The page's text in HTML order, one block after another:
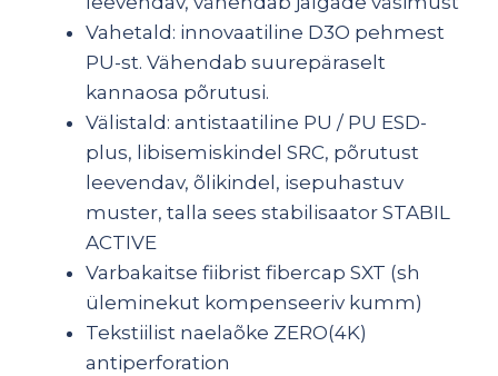
Vahetald: innovaatiline D3O pehmest
PU-st. Vähendab suurepäraselt
kannaosa põrutusi.
Välistald: antistaatiline PU / PU ESD-
plus, libisemiskindel SRC, põrutust
leevendav, õlikindel, isepuhastuv
muster, talla sees stabilisaator STABIL
ACTIVE
Varbakaitse fiibrist fibercap SXT (sh
üleminekut kompenseeriv kumm)
Tekstiilist naelaõke ZERO(4K)
antiperforation